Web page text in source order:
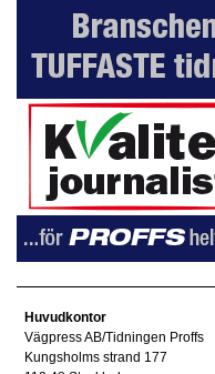
Huvudkontor
Vägpress AB/Tidningen Proffs
Kungsholms strand 177